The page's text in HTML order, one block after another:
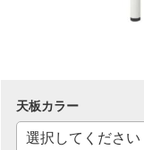
天板カラー